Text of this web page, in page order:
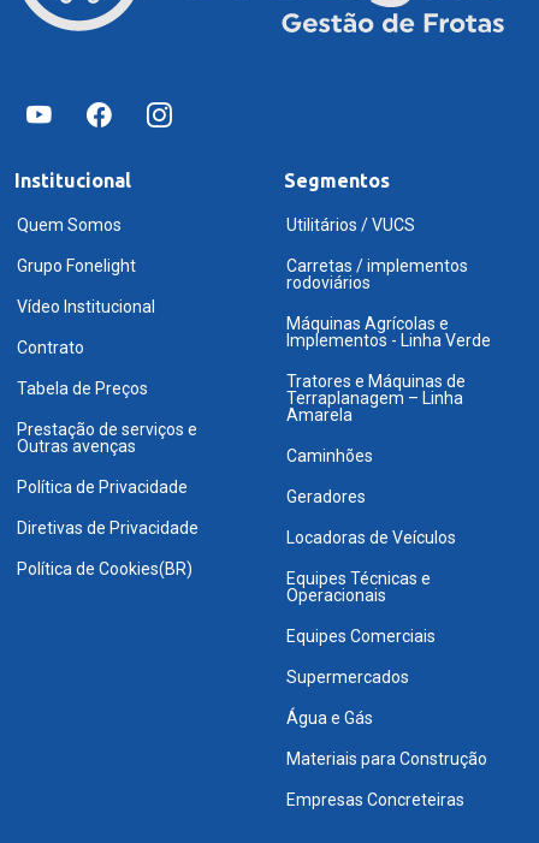
Institucional
Quem Somos
Grupo Fonelight
Vídeo Institucional
Contrato
Tabela de Preços
Prestação de serviços e
Outras avenças
Política de Privacidade
Diretivas de Privacidade
Política de Cookies(BR)
Segmentos
Utilitários / VUCS
Carretas / implementos
rodoviários
Máquinas Agrícolas e
Implementos - Linha Verde
Tratores e Máquinas de
Terraplanagem – Linha
Amarela
Caminhões
Geradores
Locadoras de Veículos
Equipes Técnicas e
Operacionais
Equipes Comerciais
Supermercados
Água e Gás
Materiais para Construção
Empresas Concreteiras